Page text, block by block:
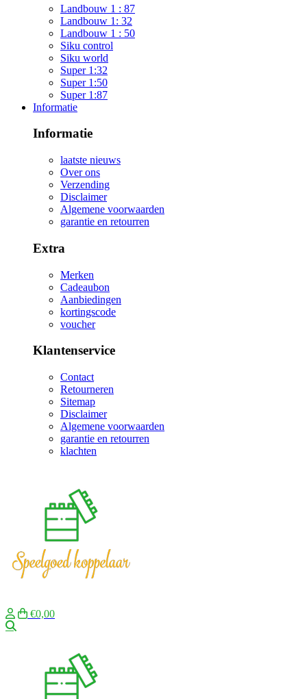
Landbouw 1 : 87
Landbouw 1: 32
Landbouw 1 : 50
Siku control
Siku world
Super 1:32
Super 1:50
Super 1:87
Informatie
Informatie
laatste nieuws
Over ons
Verzending
Disclaimer
Algemene voorwaarden
garantie en retourren
Extra
Merken
Cadeaubon
Aanbiedingen
kortingscode
voucher
Klantenservice
Contact
Retourneren
Sitemap
Disclaimer
Algemene voorwaarden
garantie en retourren
klachten
€0,00